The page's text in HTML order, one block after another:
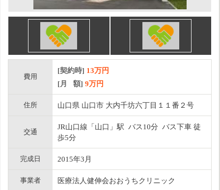
費用
[契約時] 13万円
[月 額] 9万円
住所 山口県 山口市 大内千坊六丁目１１番２号
交通
JR山口線「山口」駅 バス10分 バス下車 徒
歩5分
完成日 2015年3月
事業者 医療法人健伸会おおうちクリニック